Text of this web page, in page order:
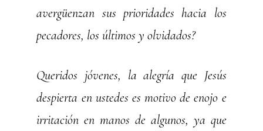
avergüenzan sus prioridades hacia los
pecadores, los últimos y olvidados?
Queridos jóvenes, la alegría que Jesús
despierta en ustedes es motivo de enojo e
irritación en manos de algunos, ya que